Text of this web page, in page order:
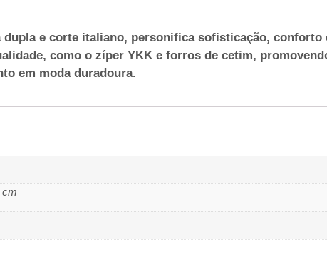
dupla e corte italiano, personifica sofisticação,
como o zíper YKK e forros de cetim,
em moda duradoura.
cm